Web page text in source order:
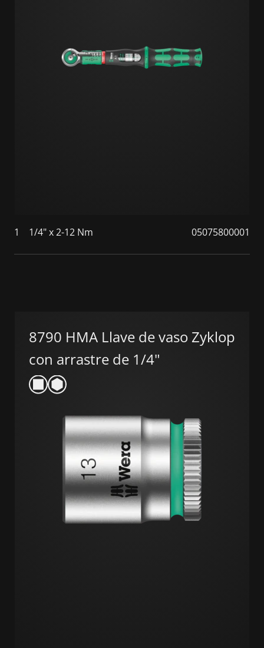
1 1/4" x 2-12 Nm 05075800001
8790 HMA Llave de vaso Zyklop
con arrastre de 1/4"